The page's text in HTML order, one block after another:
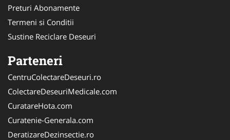
Preturi Abonamente
Termeni si Conditii
Sustine Reciclare Deseuri
Parteneri
CentruColectareDeseuri.ro
ColectareDeseuriMedicale.com
CuratareHota.com
Curatenie-Generala.com
DeratizareDezinsectie.ro